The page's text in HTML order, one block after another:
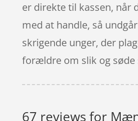
er direkte til kassen, når
med at handle, så
skrigende unger, der
forældre om slik og søde
67 reviews for